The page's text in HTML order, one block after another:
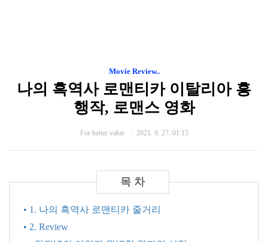
Movie Review..
나의 흑역사 로맨티카 이탈리아 흥
행작, 로맨스 영화
For better value 2021. 9. 27. 01:15
• 1. 나의 흑역사 로맨티카 줄거리
• 2. Review